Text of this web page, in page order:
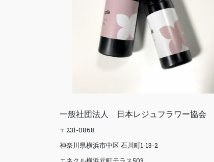
一般社団法人 日本レジュフラワー協会
〒231-0868
神奈川県横浜市中区 石川町1-13-2